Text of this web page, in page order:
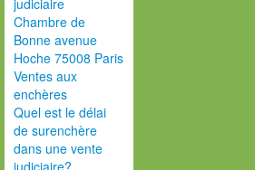
judiciaire
Chambre de
Bonne avenue
Hoche 75008 Paris
Ventes aux
enchères
Quel est le délai
de surenchère
dans une vente
judiciaire?